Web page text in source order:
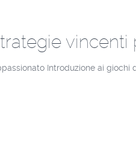
Introduzione ai